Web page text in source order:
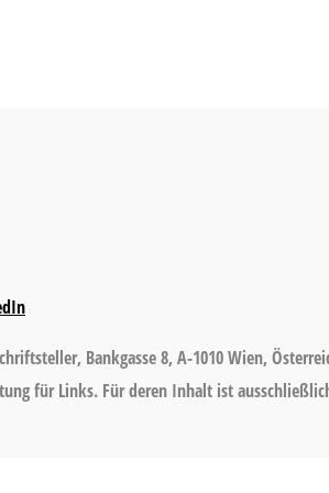
Bankgasse 8, A-1010 Wien,
für Links. Für deren Inhalt ist